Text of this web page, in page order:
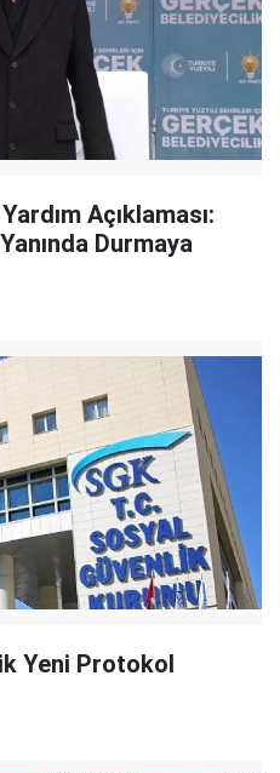
Açıklaması:
Durmaya
Yeni Protokol